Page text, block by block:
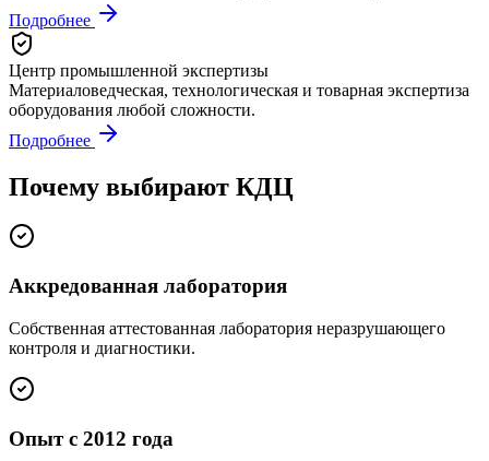
Подробнее
Центр промышленной экспертизы
Материаловедческая, технологическая и товарная экспертиза
оборудования любой сложности.
Подробнее
Почему выбирают КДЦ
Аккредованная лаборатория
Собственная аттестованная лаборатория неразрушающего
контроля и диагностики.
Опыт с 2012 года